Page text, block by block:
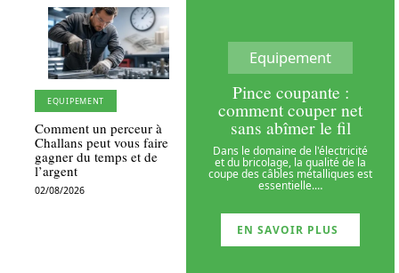
EQUIPEMENT
Comment un perceur à
Challans peut vous faire
gagner du temps et de
l’argent
02/08/2026
Equipement
Pince coupante :
comment couper net
sans abîmer le fil
Dans le domaine de l'électricité
et du bricolage, la qualité de la
coupe des câbles métalliques est
essentielle.…
EN SAVOIR PLUS